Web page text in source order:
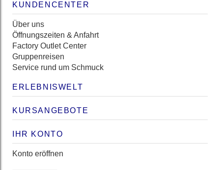
KUNDENCENTER
Über uns
Öffnungszeiten & Anfahrt
Factory Outlet Center
Gruppenreisen
Service rund um Schmuck
ERLEBNISWELT
KURSANGEBOTE
IHR KONTO
Konto eröffnen